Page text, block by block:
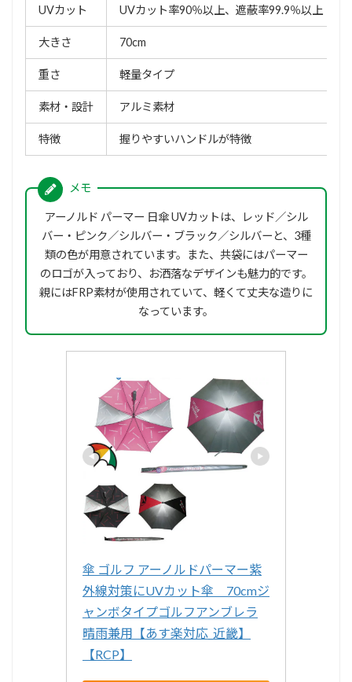
UVカット UVカット率90％以上、遮蔽率99.9％以上
大きさ 70cm
重さ 軽量タイプ
素材・設計 アルミ素材
特徴 握りやすいハンドルが特徴
アーノルド パーマー 日傘 UVカットは、レッド／シル
バー・ピンク／シルバー・ブラック／シルバーと、3種
類の色が用意されています。また、共袋にはパーマー
のロゴが入っており、お洒落なデザインも魅力的です。
親にはFRP素材が使用されていて、軽くて丈夫な造りに
なっています。
傘 ゴルフ アーノルドパーマー紫
外線対策にUVカット傘　70cmジ
ャンボタイプゴルフアンブレラ
晴雨兼用【あす楽対応_近畿】
【RCP】